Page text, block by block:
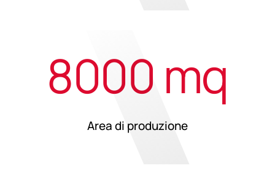
8000 mq
Area di produzione